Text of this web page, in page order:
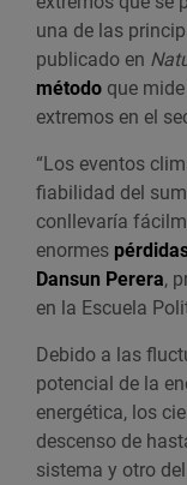
una de las
publicado en
método que
extremos en el
“Los eventos
fiabilidad del
conllevaría
enormes
Dansun Perera,
en la Escuela
Debido a las
potencial de la
energética, los
descenso de
sistema y otro